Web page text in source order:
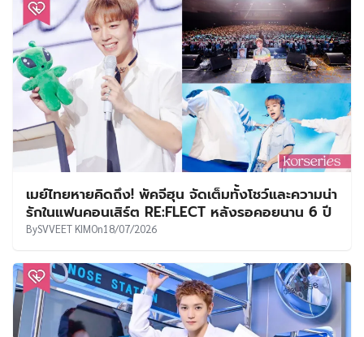
เมย์ไทยหายคิดถึง! พัคจีฮุน จัดเต็มทั้งโชว์และความน่า
รักในแฟนคอนเสิร์ต RE:FLECT หลังรอคอยนาน 6 ปี
BySVVEET KIMOn18/07/2026